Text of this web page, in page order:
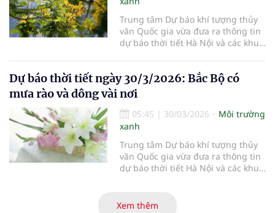
Trung tâm Dự báo khí tượng thủy
văn Quốc gia vừa đưa ra thông tin
dự báo thời tiết Hà Nội và các khu
Dự báo thời tiết ngày 30/3/2026: Bắc Bộ có
mưa rào và dông vài nơi
05:45 | 30/03/2026
Môi trường
xanh
Trung tâm Dự báo khí tượng thủy
văn Quốc gia vừa đưa ra thông tin
dự báo thời tiết Hà Nội và các khu
Xem thêm